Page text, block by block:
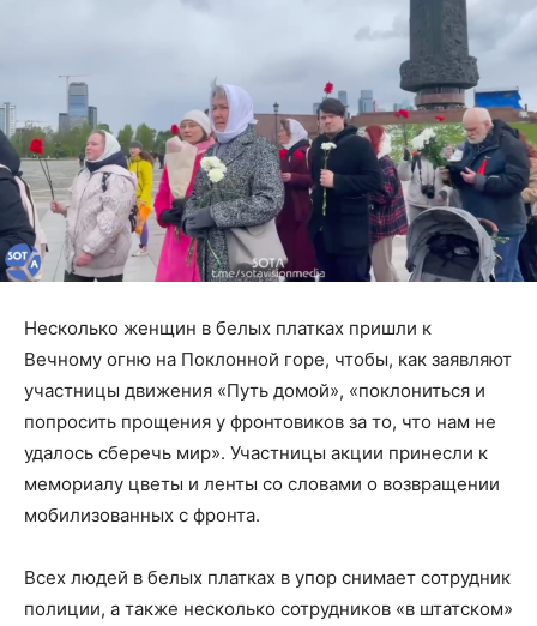
Несколько женщин в белых платках пришли к
Вечному огню на Поклонной горе, чтобы, как заявляют
участницы движения «Путь домой», «поклониться и
попросить прощения у фронтовиков за то, что нам не
удалось сберечь мир». Участницы акции принесли к
мемориалу цветы и ленты со словами о возвращении
мобилизованных с фронта.
Всех людей в белых платках в упор снимает сотрудник
полиции, а также несколько сотрудников «в штатском»